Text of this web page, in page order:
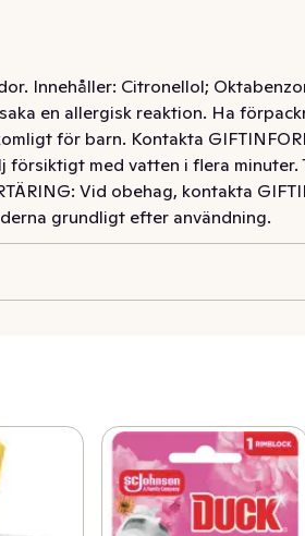
Innehåller: Citronellol;
en allergisk reaktion. Ha
för barn. Kontakta
försiktigt med vatten i flera
Vid obehag, kontakta
grundligt efter användning.